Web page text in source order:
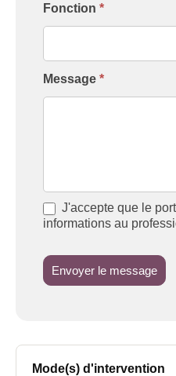
Fonction *
Message *
J'accepte que le
informations au
Envoyer le message
Mode(s) d'intervention